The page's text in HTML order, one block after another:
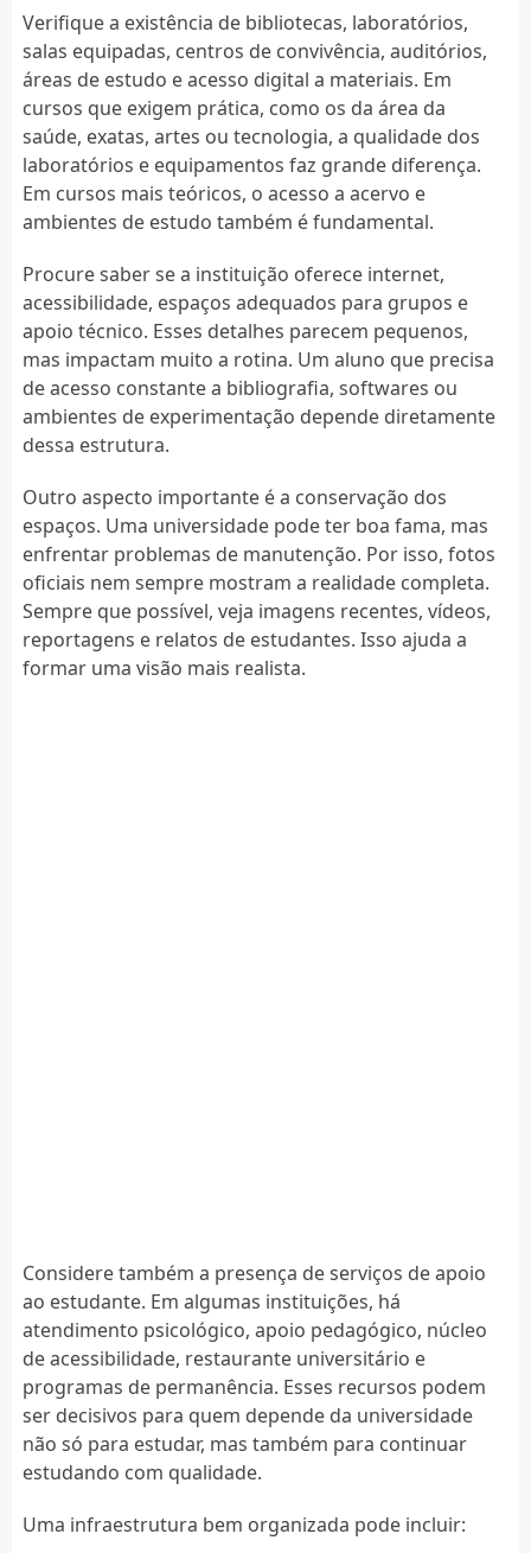
Verifique a existência de bibliotecas, laboratórios,
salas equipadas, centros de convivência, auditórios,
áreas de estudo e acesso digital a materiais. Em
cursos que exigem prática, como os da área da
saúde, exatas, artes ou tecnologia, a qualidade dos
laboratórios e equipamentos faz grande diferença.
Em cursos mais teóricos, o acesso a acervo e
ambientes de estudo também é fundamental.
Procure saber se a instituição oferece internet,
acessibilidade, espaços adequados para grupos e
apoio técnico. Esses detalhes parecem pequenos,
mas impactam muito a rotina. Um aluno que precisa
de acesso constante a bibliografia, softwares ou
ambientes de experimentação depende diretamente
dessa estrutura.
Outro aspecto importante é a conservação dos
espaços. Uma universidade pode ter boa fama, mas
enfrentar problemas de manutenção. Por isso, fotos
oficiais nem sempre mostram a realidade completa.
Sempre que possível, veja imagens recentes, vídeos,
reportagens e relatos de estudantes. Isso ajuda a
formar uma visão mais realista.
Considere também a presença de serviços de apoio
ao estudante. Em algumas instituições, há
atendimento psicológico, apoio pedagógico, núcleo
de acessibilidade, restaurante universitário e
programas de permanência. Esses recursos podem
ser decisivos para quem depende da universidade
não só para estudar, mas também para continuar
estudando com qualidade.
Uma infraestrutura bem organizada pode incluir: